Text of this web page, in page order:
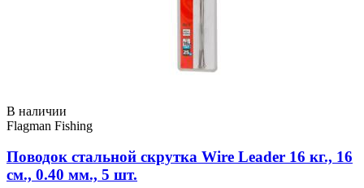
В наличии
Flagman Fishing
Поводок стальной скрутка Wire Leader 16 кг., 16
см., 0.40 мм., 5 шт.